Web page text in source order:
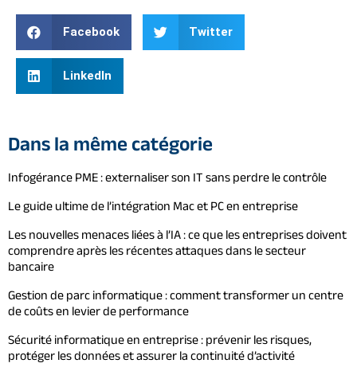
Facebook Twitter
LinkedIn
Dans la même catégorie
Infogérance PME : externaliser son IT sans perdre le contrôle
Le guide ultime de l’intégration Mac et PC en entreprise
Les nouvelles menaces liées à l’IA : ce que les entreprises doivent
comprendre après les récentes attaques dans le secteur
bancaire
Gestion de parc informatique : comment transformer un centre
de coûts en levier de performance
Sécurité informatique en entreprise : prévenir les risques,
protéger les données et assurer la continuité d’activité